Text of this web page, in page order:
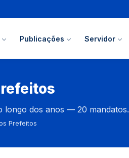
Publicações Servidor
longo dos anos — 20 mandatos.
Prefeitos